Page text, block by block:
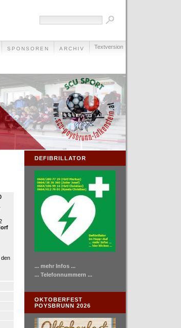
Textversion
SPONSOREN ARCHIV
den
DEFIBRILLATOR
... mehr Infos ...
... Telefonnummern ...
OKTOBERFEST
POYSBRUNN 2026